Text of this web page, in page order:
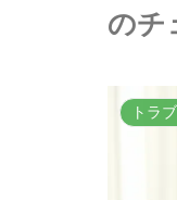
のチ
トラ